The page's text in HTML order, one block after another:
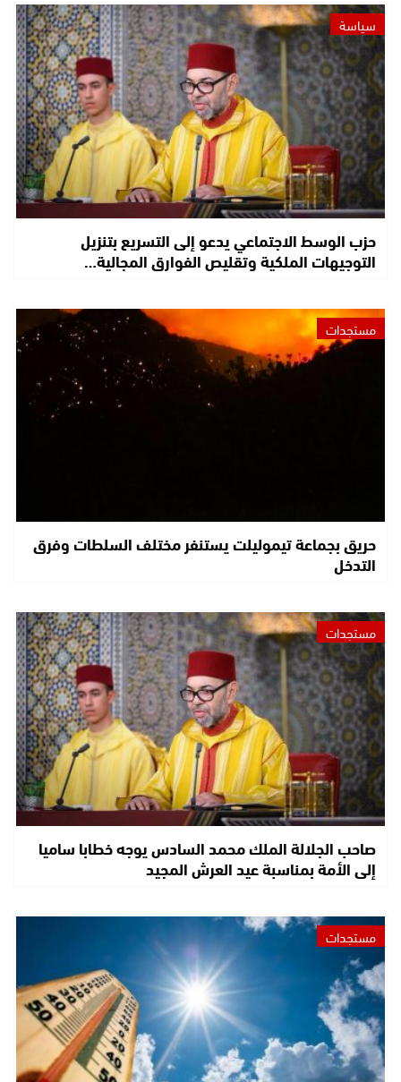
سياسة
حزب الوسط الاجتماعي يدعو إلى التسريع بتنزيل
التوجيهات الملكية وتقليص الفوارق المجالية…
مستجدات
حريق بجماعة تيموليلت يستنفر مختلف السلطات وفرق
التدخل
مستجدات
صاحب الجلالة الملك محمد السادس يوجه خطابا ساميا
إلى الأمة بمناسبة عيد العرش المجيد
مستجدات